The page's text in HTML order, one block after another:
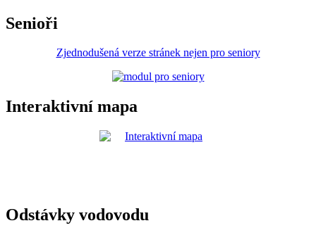
Senioři
Zjednodušená verze stránek nejen pro seniory
Interaktivní mapa
Odstávky vodovodu